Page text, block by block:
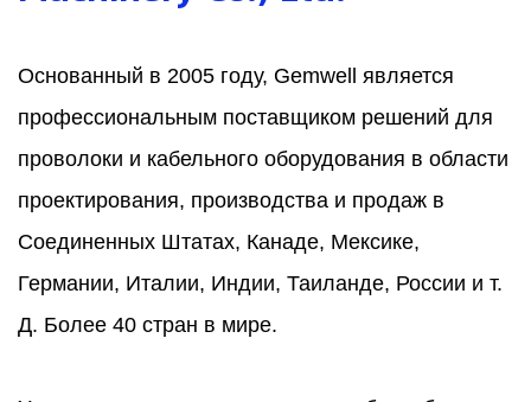
Основанный в 2005 году, Gemwell является
профессиональным поставщиком решений для
проволоки и кабельного оборудования в области
проектирования, производства и продаж в
Соединенных Штатах, Канаде, Мексике,
Германии, Италии, Индии, Таиланде, России и т.
Д. Более 40 стран в мире.